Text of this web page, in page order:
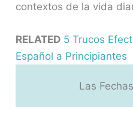
contextos de la vida
RELATED 5 Trucos
Español a Principiantes
Las